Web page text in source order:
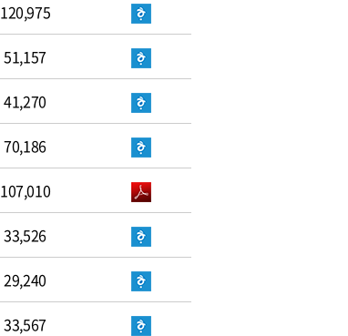
120,975
51,157
41,270
70,186
107,010
33,526
29,240
33,567